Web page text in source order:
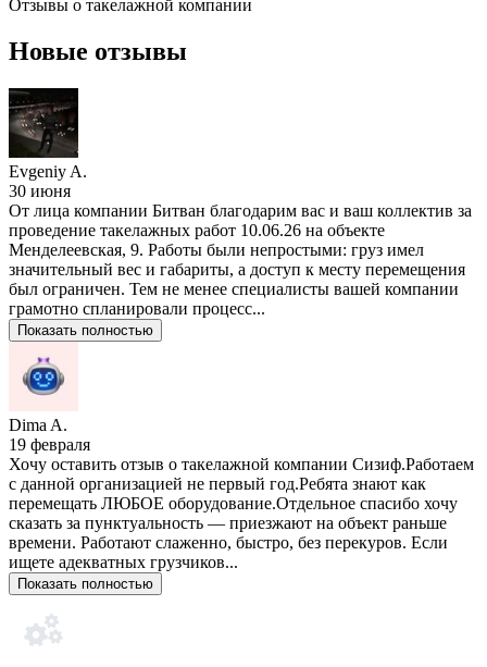
Отзывы о такелажной компании
Новые отзывы
Evgeniy A.
30 июня
От лица компании Битван благодарим вас и ваш коллектив за
проведение такелажных работ 10.06.26 на объекте
Менделеевская, 9. Работы были непростыми: груз имел
значительный вес и габариты, а доступ к месту перемещения
был ограничен. Тем не менее специалисты вашей компании
грамотно спланировали процесс...
Показать полностью
Dima A.
19 февраля
Хочу оставить отзыв о такелажной компании Сизиф.Работаем
с данной организацией не первый год.Ребята знают как
перемещать ЛЮБОЕ оборудование.Отдельное спасибо хочу
сказать за пунктуальность — приезжают на объект раньше
времени. Работают слаженно, быстро, без перекуров. Если
ищете адекватных грузчиков...
Показать полностью